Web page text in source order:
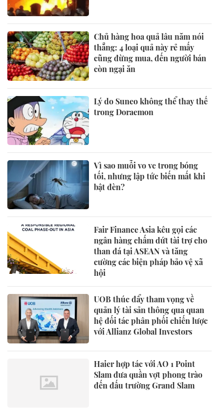
Chủ hàng hoa quả lâu năm nói
thẳng: 4 loại quả này rẻ mấy
cũng đừng mua, đến người bán
còn ngại ăn
Lý do Suneo không thể thay thế
trong Doraemon
Vì sao muỗi vo ve trong bóng
tối, nhưng lập tức biến mất khi
bật đèn?
Fair Finance Asia kêu gọi các
ngân hàng chấm dứt tài trợ cho
than đá tại ASEAN và tăng
cường các biện pháp bảo vệ xã
hội
UOB thúc đẩy tham vọng về
quản lý tài sản thông qua quan
hệ đối tác phân phối chiến lược
với Allianz Global Investors
Haier hợp tác với AO 1 Point
Slam đưa quần vợt phong trào
đến đấu trường Grand Slam